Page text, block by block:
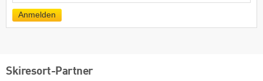
Anmelden
Skiresort-Partner